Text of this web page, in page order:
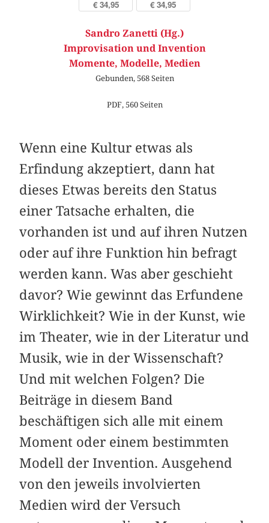
€ 34,95 € 34,95
Sandro Zanetti (Hg.)
Improvisation und Invention
Momente, Modelle, Medien
Gebunden, 568 Seiten
PDF, 560 Seiten
Wenn eine Kultur etwas als
Erfindung akzeptiert, dann hat
dieses Etwas bereits den Status
einer Tatsache erhalten, die
vorhanden ist und auf ihren Nutzen
oder auf ihre Funktion hin befragt
werden kann. Was aber geschieht
davor? Wie gewinnt das Erfundene
Wirklichkeit? Wie in der Kunst, wie
im Theater, wie in der Literatur und
Musik, wie in der Wissenschaft?
Und mit welchen Folgen? Die
Beiträge in diesem Band
beschäftigen sich alle mit einem
Moment oder einem bestimmten
Modell der Invention. Ausgehend
von den jeweils involvierten
Medien wird der Versuch